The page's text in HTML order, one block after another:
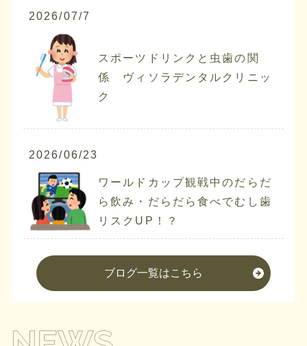
2026/07/7
スポーツドリンクと虫歯の関
係 ヴィソラデンタルクリニッ
ク
2026/06/23
ワールドカップ観戦中のだらだ
ら飲み・だらだら食べでむし歯
リスクUP！？
ブログ一覧はこちら